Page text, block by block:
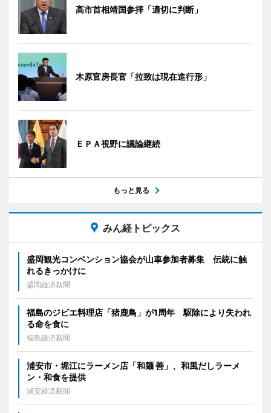
高市首相靖国参拝「適切に判断」
木原官房長官「拉致は現在進行形」
ＥＰＡ視野に議論継続
もっと見る
みん経トピックス
盛岡観光コンベンション協会が山車参加者募集 伝統に触
れるきっかけに
盛岡経済新聞
福島のジビエ料理店「猪鹿鳥」が1周年 駆除により失われ
る命を食に
福島経済新聞
浦安市・堀江にラーメン店「和麺 善」、和風だしラーメ
ン・和食を提供
浦安経済新聞